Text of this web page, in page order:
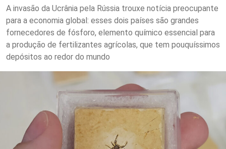
A invasão da Ucrânia pela Rússia trouxe notícia preocupante
para a economia global: esses dois países são grandes
fornecedores de fósforo, elemento químico essencial para
a produção de fertilizantes agrícolas, que tem pouquíssimos
depósitos ao redor do mundo